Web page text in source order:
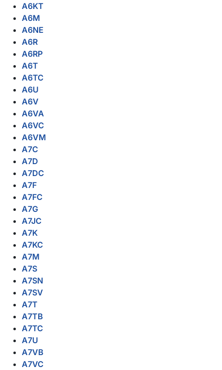
A6KT
A6M
A6NE
A6R
A6RP
A6T
A6TC
A6U
A6V
A6VA
A6VC
A6VM
A7C
A7D
A7DC
A7F
A7FC
A7G
A7JC
A7K
A7KC
A7M
A7S
A7SN
A7SV
A7T
A7TB
A7TC
A7U
A7VB
A7VC